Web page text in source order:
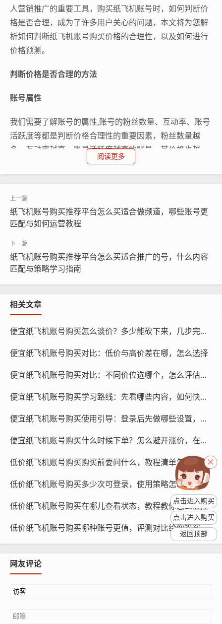
人营销推广的重要工具，购买纸飞机账号时，如何判断价
格是否合理，成为了许多用户关心的问题，本文将为您解
析如何判断纸飞机账号购买价格的合理性，以及如何进行
价格预测。
判断价格是否合理的方法
账号属性
我们需要了解账号的属性,账号的粉丝数量、互动率、账号
活跃度等都是判断价格合理性的重要因素，粉丝数量越
多、互动率越高、账号活跃度越高的账号，其价格也越
纸飞机账号购买, 在线购买tg账号, 电报聊天账号购买,wdd
市场行情
了解市场行情也是判断价格合理性的重要方法,我们可以通
账号购买平台的价格波动，以了解市场趋势。
账号质量
账号质量也是判断价格合理性的关键因素,我们可以通过账
号的发布内容、互动情况、粉丝活跃度等方面，了解账号
的真实质量，优质账号的价格通常较高，而低质量账号的
价格则相对较低。
阅读更多
纸飞机账号购买推荐平台怎么买适合做频道，哪些账号更
匹配与如何运营教程
纸飞机账号购买推荐平台怎么买适合推广的号，什么内容
匹配与策略学习指南
相关文章
便宜纸飞机账号购买怎么谈价？多少能砍下来，几步完成沟通
便宜纸飞机账号购买对比：低价与高价差在哪，怎么选择
便宜纸飞机账号购买对比：不同价位选哪个，怎么评估差异
便宜纸飞机账号购买学习路线：先看哪些内容，如何快速上手
便宜纸飞机账号购买使用引导：登录后先做哪些设置，如何优化体验
便宜纸飞机账号购买什么时候下单？怎么避开涨价，在哪里观察
低价纸飞机账号购买购买前要问什么，教程清单怎么准备
低价纸飞机账号购买多少次可登录，使用策略怎么避免封号
低价纸飞机账号购买在哪儿查看状态，教程教你怎么监控
低价纸飞机账号购买哪种账号更值，评测对比给你答案
网友评论
点击进入购买
点击进入购买
返回顶部